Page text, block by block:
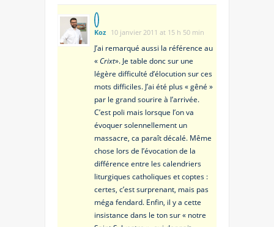
Koz 10 janvier 2011 at 15 h 50 min
J’ai remarqué aussi la référence au
«Crixt». Je table donc sur une
légère difficulté d’élocution sur ces
mots difficiles. J’ai été plus « gêné »
par le grand sourire à l’arrivée.
C’est poli mais lorsque l’on va
évoquer solennellement un
massacre, ca paraît décalé. Même
chose lors de l’évocation de la
différence entre les calendriers
liturgiques catholiques et coptes :
certes, c’est surprenant, mais pas
méga fendard. Enfin, il y a cette
insistance dans le ton sur « notre